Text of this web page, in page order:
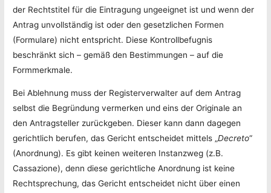
der Rechtstitel für die Eintragung ungeeignet ist und wenn der
Antrag unvollständig ist oder den gesetzlichen Formen
(Formulare) nicht entspricht. Diese Kontrollbefugnis
beschränkt sich – gemäß den Bestimmungen – auf die
Formmerkmale.
Bei Ablehnung muss der Registerverwalter auf dem Antrag
selbst die Begründung vermerken und eins der Originale an
den Antragsteller zurückgeben. Dieser kann dann dagegen
gerichtlich berufen, das Gericht entscheidet mittels „Decreto“
(Anordnung). Es gibt keinen weiteren Instanzweg (z.B.
Cassazione), denn diese gerichtliche Anordnung ist keine
Rechtsprechung, das Gericht entscheidet nicht über einen